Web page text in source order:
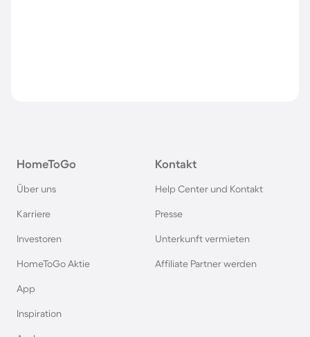
HomeToGo
Über uns
Karriere
Investoren
HomeToGo Aktie
App
Inspiration
Kontakt
Help Center und Kontakt
Presse
Unterkunft vermieten
Affiliate Partner werden